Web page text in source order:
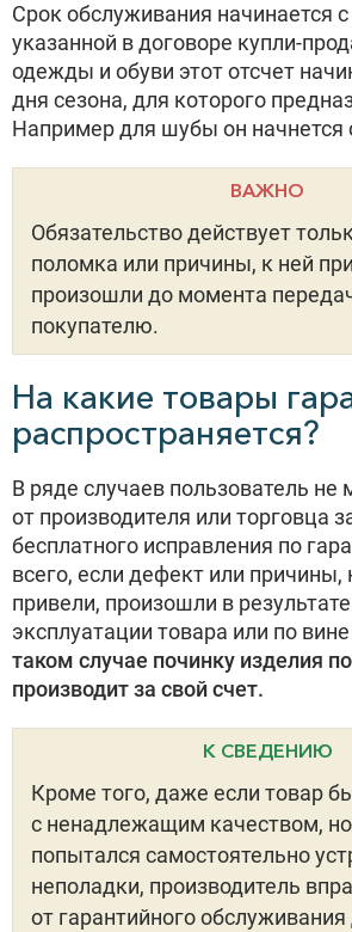
Срок обслуживания начинается
указанной в договоре купли-
одежды и обуви этот отсчет
дня сезона, для которого
Например для шубы он начнется
ВАЖНО
Обязательство действует
поломка или причины, к ней
произошли до момента
покупателю.
На какие товары
распространяется?
В ряде случаев пользователь не
от производителя или торговца
бесплатного исправления по
всего, если дефект или
привели, произошли в
эксплуатации товара или по
таком случае починку изделия
производит за свой счет.
К СВЕДЕНИЮ
Кроме того, даже если товар
с ненадлежащим качеством,
попытался самостоятельно
неполадки, производитель
от гарантийного обслуживания